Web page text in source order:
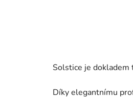
Solstice je dokladem
Díky elegantnímu